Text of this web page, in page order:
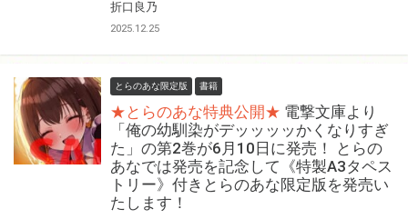
折口良乃
2025.12.25
とらのあな限定版 書籍
★とらのあな特典公開★ 電撃文庫より
「俺の幼馴染がデッッッッかくなりすぎ
た」の第2巻が6月10日に発売！ とらの
あなでは発売を記念して《特製A3タペス
トリー》付きとらのあな限定版を発売い
たします！